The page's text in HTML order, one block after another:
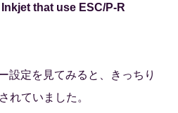
that use ESC/P-R
設定を見てみると、きっちり
れていました。